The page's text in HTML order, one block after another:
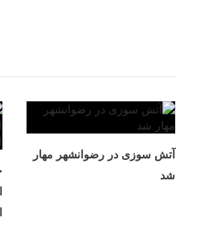
آتش سوزی در رضوانشهر مهار
شد